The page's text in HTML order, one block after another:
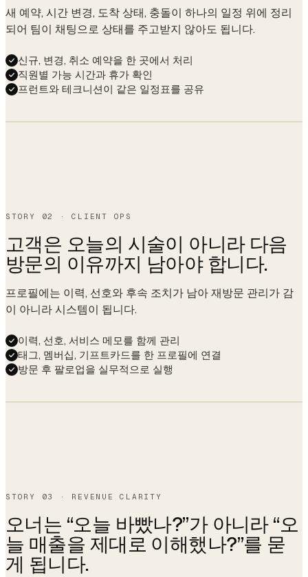
새 예약, 시간 변경, 도착 상태, 충돌이 하나의 일정 위에 정리
되어 팀이 채팅으로 상태를 주고받지 않아도 됩니다.
신규, 변경, 취소 예약을 한 곳에서 처리
직원별 가능 시간과 휴가 확인
프런트와 테크니션이 같은 일정표를 공유
STORY 02 · CLIENT OPS
고객은 오늘의 시술이 아니라 다음
방문의 이유까지 남아야 합니다.
프로필에는 이력, 선호와 후속 조치가 남아 재방문 관리가 감
이 아니라 시스템이 됩니다.
이력, 선호, 서비스 메모를 함께 관리
태그, 멤버십, 기프트카드를 한 프로필에 연결
방문 후 팔로업을 실무적으로 실행
Last formula OPI Funny Bunny + topcoat
Avg cycle
Confirmation sent.
☕ ready as always.
auto · 09:14
STORY 03 · REVENUE CLARITY
오너는 “오늘 바빴나?”가 아니라 “오
늘 매출을 제대로 이해했나?”를 묻
게 됩니다.